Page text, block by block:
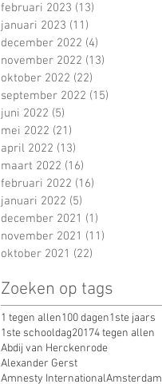
februari 2023 (13)
januari 2023 (11)
december 2022 (4)
november 2022 (13)
oktober 2022 (22)
september 2022 (15)
juni 2022 (5)
mei 2022 (21)
april 2022 (13)
maart 2022 (16)
februari 2022 (16)
januari 2022 (5)
december 2021 (1)
november 2021 (11)
oktober 2021 (22)
Zoeken op tags
1 tegen allen100 dagen1ste jaars
1ste schooldag20174 tegen allen
Abdij van Herckenrode
Alexander Gerst
Amnesty InternationalAmsterdam